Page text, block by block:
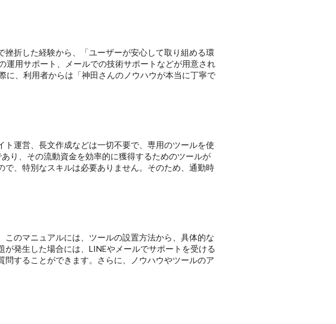
折した経験から、「ユーザーが安心して取り組める環
運用サポート、メールでの技術サポートなどが用意され
に、利用者からは「神田さんのノウハウが本当に丁寧で
運営、長文作成などは一切不要で、専用のツールを使
り、その流動資金を効率的に獲得するためのツールが
、特別なスキルは必要ありません。そのため、通勤時
のマニュアルには、ツールの設置方法から、具体的な
発生した場合には、LINEやメールでサポートを受ける
することができます。さらに、ノウハウやツールのア